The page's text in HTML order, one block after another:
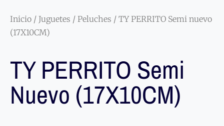
Inicio / Juguetes / Peluches / TY PERRITO Semi nuevo
(17X10CM)
TY PERRITO Semi
Nuevo (17X10CM)